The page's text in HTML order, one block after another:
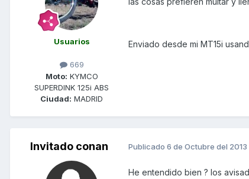
Usuarios
669
Moto: KYMCO
SUPERDINK 125i ABS
Ciudad: MADRID
Enviado desde mi MT15i
Invitado conan Publicado 6 de Octubre del 2013
He entendido bien ? los